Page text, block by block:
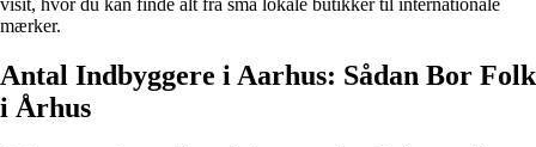
mærker.
Antal Indbyggere i Aarhus: Sådan Bor Folk
i Århus